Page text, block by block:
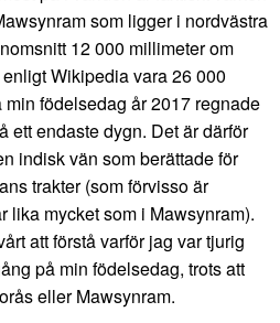
som ligger i nordvästra
12 000 millimeter om
Wikipedia vara 26 000
födelsedag år 2017 regnade
ett endaste dygn. Det är därför
indisk vän som berättade för
trakter (som förvisso är
lika mycket som i Mawsynram).
att förstå varför jag var tjurig
på min födelsedag, trots att
eller Mawsynram.